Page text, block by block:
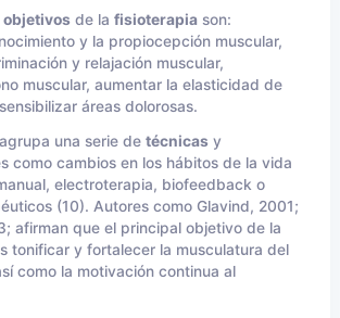
objetivos de la fisioterapia son:
y la propiocepción muscular,
y relajación muscular,
muscular, aumentar la elasticidad de
áreas dolorosas.
agrupa una serie de técnicas y
como cambios en los hábitos de la vida
electroterapia, biofeedback o
(10). Autores como Glavind, 2001;
afirman que el principal objetivo de la
tonificar y fortalecer la musculatura del
como la motivación continua al